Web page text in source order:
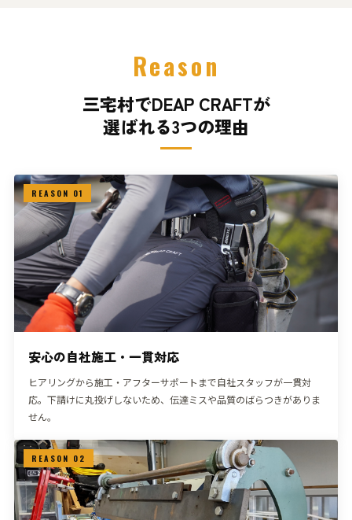
Reason
三宅村でDEAP CRAFTが
選ばれる3つの理由
REASON 01
安心の自社施工・一貫対応
ヒアリングから施工・アフターサポートまで自社スタッフが一貫対
応。下請けに丸投げしないため、伝達ミスや品質のばらつきがありま
せん。
REASON 02